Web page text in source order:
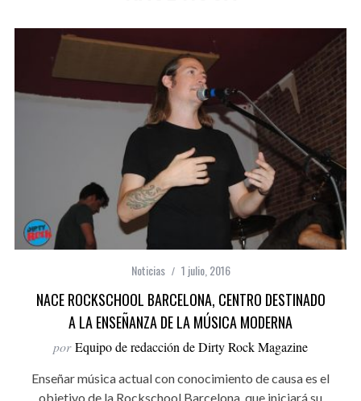
Noticias 1 julio, 2016
NACE ROCKSCHOOL BARCELONA, CENTRO DESTINADO
A LA ENSEÑANZA DE LA MÚSICA MODERNA
por Equipo de redacción de Dirty Rock Magazine
Enseñar música actual con conocimiento de causa es el
objetivo de la Rockschool Barcelona, que iniciará su